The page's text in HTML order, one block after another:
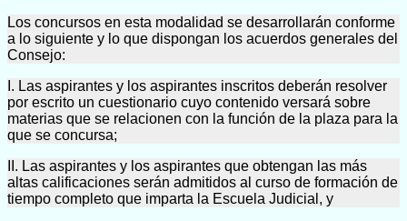
Los concursos en esta modalidad se desarrollarán conforme
a lo siguiente y lo que dispongan los acuerdos generales del
Consejo:
I. Las aspirantes y los aspirantes inscritos deberán resolver
por escrito un cuestionario cuyo contenido versará sobre
materias que se relacionen con la función de la plaza para la
que se concursa;
II. Las aspirantes y los aspirantes que obtengan las más
altas calificaciones serán admitidos al curso de formación de
tiempo completo que imparta la Escuela Judicial, y